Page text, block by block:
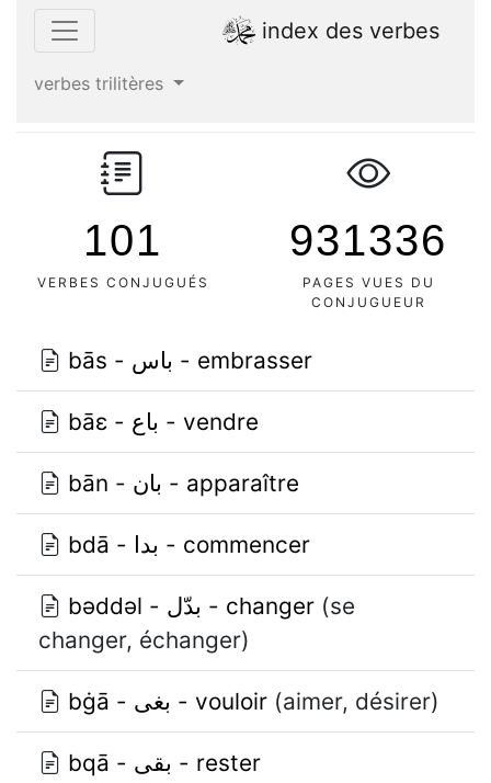
index des verbes
verbes trilitères
101
VERBES CONJUGUÉS
931336
PAGES VUES DU
CONJUGUEUR
bās - باس - embrasser
bāɛ - باع - vendre
bān - بان - apparaître
bdā - بدا - commencer
bǝddǝl - بدّل - changer (se
changer, échanger)
bġā - بغى - vouloir (aimer, désirer)
bqā - بقى - rester